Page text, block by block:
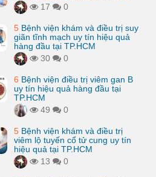
17
0
5 Bệnh viện khám và điều trị suy
giãn tĩnh mạch uy tín hiệu quả
hàng đầu tại TP.HCM
30
0
6 Bệnh viện điều trị viêm gan B
uy tín hiệu quả hàng đầu tại
TP.HCM
49
0
5 Bệnh viện khám và điều trị
viêm lộ tuyến cổ tử cung uy tín
hiệu quả tại TP.HCM
13
0